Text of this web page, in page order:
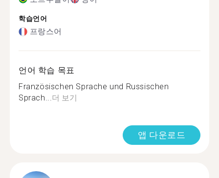
학습언어
프랑스어
언어 학습 목표
Französischen Sprache und Russischen
Sprach...더 보기
앱 다운로드